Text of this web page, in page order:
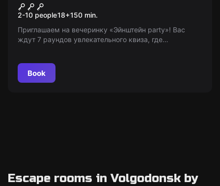
Эйнштейн party
2-10 people18+150 min.
Приглашаем на вечеринку «Эйнштейн party»! Вас
ждут 7 раундов увлекательного квиза, где
и быстроту мышления!
Book
Escape rooms in Volgodonsk by